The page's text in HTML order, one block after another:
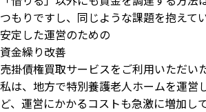
つもりですし、同じような課題を抱えて
安定した運営のための
資金繰り改善
売掛債権買取サービスをご利用いただい
私は、地方で特別養護老人ホームを運営
ど、運営にかかるコストも急激に増加し